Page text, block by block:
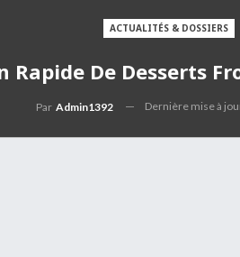
ACTUALITÉS & DOSSIERS
Rapide De Desserts
Par Admin1392 Dernière mise à